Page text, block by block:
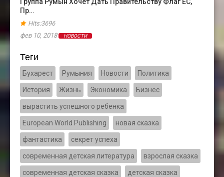
Пр…
Hits:3696
фев 10, 2018
НОВОСТИ
Теги
Бухарест Румыния Новости Политика
История Жизнь Экономика Бизнес
вырастить успешного ребенка
European World Publishing новая сказка
фантастика секрет успеха
современная детская литература взрослая сказка
современная детская сказка детская сказка